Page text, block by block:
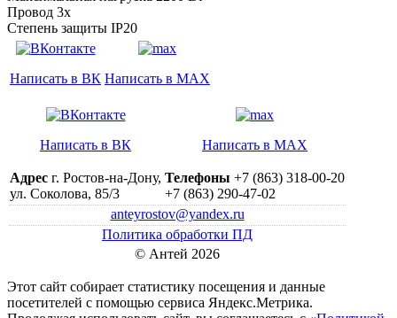
Провод 3х
Степень защиты IP20
Написать в ВК Написать в MAX
Написать в ВК Написать в MAX
Адрес г. Ростов-на-Дону,
ул. Соколова, 85/3
Телефоны +7 (863) 318-00-20
+7 (863) 290-47-02
anteyrostov@yandex.ru
Политика обработки ПД
© Антей 2026
Этот сайт собирает статистику посещения и данные
посетителей c помощью сервиса Яндекс.Метрика.